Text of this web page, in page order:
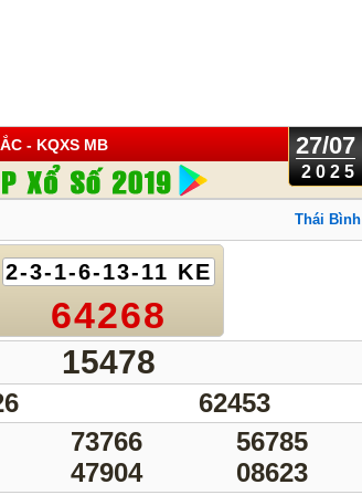
27/07
2025
- KQXS MB
Thái Bình
2-3-1-6-13-11 KE
64268
15478
62453
73766
56785
47904 08623